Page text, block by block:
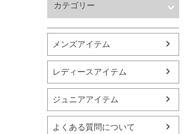
カテゴリー
バスケットボール
シューズ
ランニング用品
スポーツアパレル
テニス
メンズアイテム
レディースアイテム
ジュニアアイテム
よくある質問について